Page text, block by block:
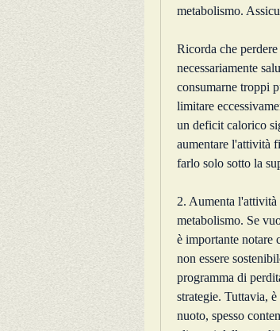
metabolismo.
Ricorda che
necessariamente
consumarne troppi
limitare
un deficit calorico
aumentare l'attività
farlo solo sotto la
2. Aumenta
metabolismo. Se
è importante notare
non essere
programma di
strategie. Tuttavia,
nuoto, spesso